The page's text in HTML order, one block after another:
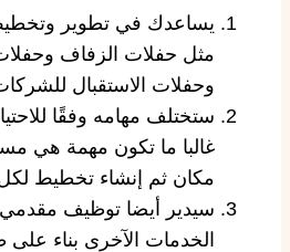
يساعدك في تطوير وتخطيط
مثل حفلات الزفاف وحفلات
وحفلات الاستقبال
ستختلف مهامه وفقًا
غالبا ما تكون مهمة هي
مكان ثم إنشاء تخطيط
سيدير أيضا توظيف
الخدمات الآخرى بناء على